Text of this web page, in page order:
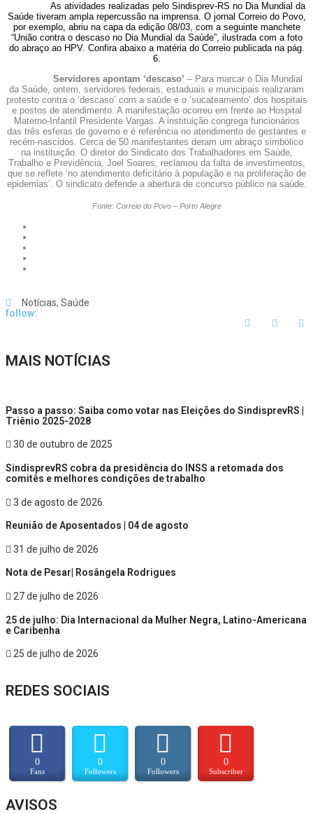
As atividades realizadas pelo Sindisprev-RS no Dia Mundial da
Saúde tiveram ampla repercussão na imprensa. O jornal Correio do Povo,
por exemplo, abriu na capa da edição 08/03, com a seguinte manchete
“União contra o descaso no Dia Mundial da Saúde”, ilustrada com a foto
do abraço ao HPV. Confira abaixo a matéria do Correio publicada na pág.
6.
Servidores apontam ‘descaso’ – Para marcar o Dia Mundial
da Saúde, ontem, servidores federais, estaduais e municipais realizaram
protesto contra o ‘descaso’ com a saúde e o ‘sucateamento’ dos hospitais
e postos de atendimento. A manifestação ocorreu em frente ao Hospital
Materno-Infantil Presidente Vargas. A instituição congrega funcionários
das três esferas de governo e é referência no atendimento de gestantes e
recém-nascidos. Cerca de 50 manifestantes deram um abraço simbólico
na instituição. O diretor do Sindicato dos Trabalhadores em Saúde,
Trabalho e Previdência, Joel Soares, reclamou da falta de investimentos,
que se reflete ‘no atendimento deficitário à população e na proliferação de
epidemias’. O sindicato defende a abertura de concurso público na saúde.
Fonte: Correio do Povo – Porto Alegre
Notícias, Saúde
follow:
MAIS NOTÍCIAS
Passo a passo: Saiba como votar nas Eleições do SindisprevRS |
Triênio 2025-2028
30 de outubro de 2025
SindisprevRS cobra da presidência do INSS a retomada dos
comitês e melhores condições de trabalho
3 de agosto de 2026
Reunião de Aposentados | 04 de agosto
31 de julho de 2026
Nota de Pesar| Rosângela Rodrigues
27 de julho de 2026
25 de julho: Dia Internacional da Mulher Negra, Latino-Americana
e Caribenha
25 de julho de 2026
REDES SOCIAIS
0
Fans
0
Followers
0
Followers
0
Subscriber
AVISOS